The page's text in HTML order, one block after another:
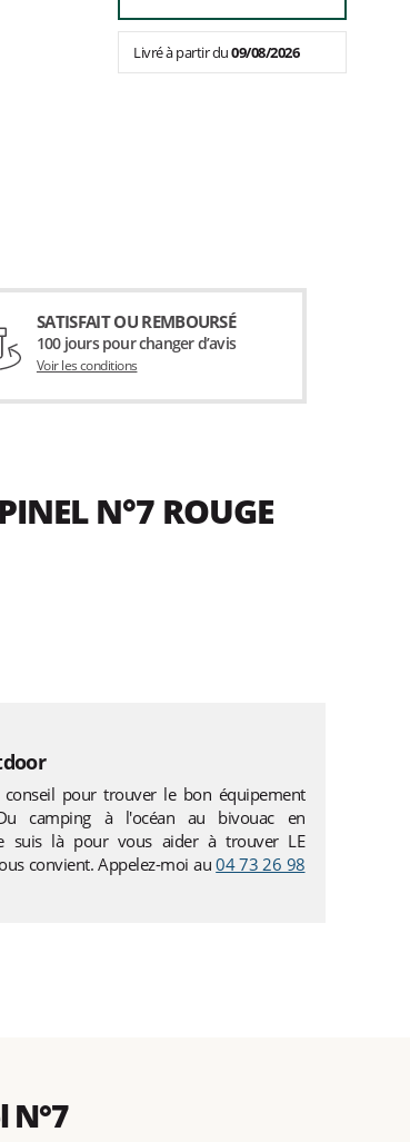
Livré à partir du09/08/2026
SATISFAIT OU REMBOURSÉ
100 jours pour changer d’avis
Voir les conditions
N°7 ROUGE
conseil pour trouver le bon équipement
camping à l'océan au bivouac en
suis là pour vous aider à trouver LE
convient. Appelez-moi au04 73 26 98